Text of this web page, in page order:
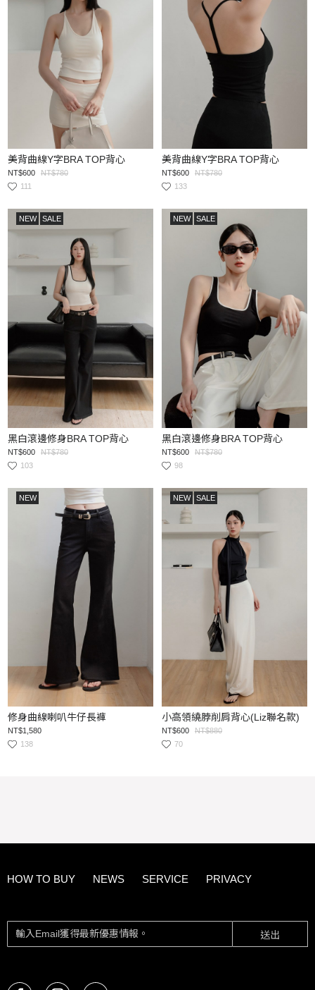
美背曲線Y字BRA TOP背心
NT$600
NT$780
111
美背曲線Y字BRA TOP背心
NT$600
NT$780
133
NEW SALE
黑白滾邊修身BRA TOP背心
NT$600
NT$780
103
NEW SALE
黑白滾邊修身BRA TOP背心
NT$600
NT$780
98
NEW
修身曲線喇叭牛仔長褲
NT$1,580
138
NEW SALE
小高領繞脖削肩背心(Liz聯名款)
NT$600
NT$880
70
HOW TO BUY NEWS SERVICE PRIVACY
送出